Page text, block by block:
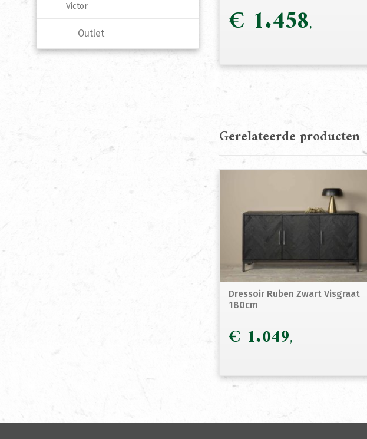
€ 1.458
Gerelateerde producten
Dressoir Ruben Zwart Visgraat
180cm
€ 1.049
Victor
Outlet